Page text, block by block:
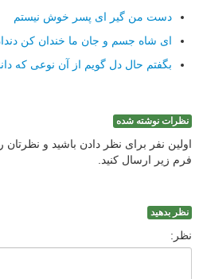
دست من گیر ای پسر خوش نیستم
ای شاه جسم و جان ما خندان كن
بگفتم حال دل گویم از آن نوعی كه
نظرات نوشته شده
اولین نفر برای نظر دادن باشید و
فرم زیر ارسال کنید.
نظر بدهید
نظر: